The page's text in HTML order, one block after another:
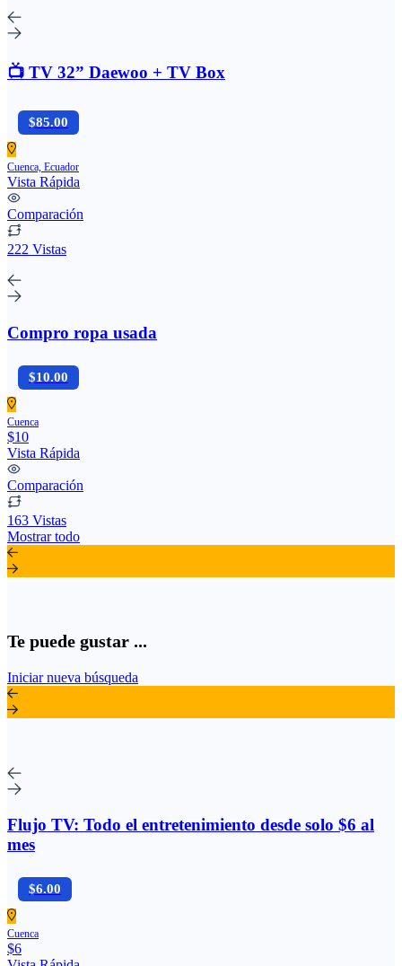
📺 TV 32” Daewoo + TV Box
$85.00
Cuenca, Ecuador
Vista Rápida
Comparación
222 Vistas
Compro ropa usada
$10.00
Cuenca
$10
Vista Rápida
Comparación
163 Vistas
Mostrar todo
Te puede gustar ...
Iniciar nueva búsqueda
Flujo TV: Todo el entretenimiento desde solo $6 al
mes
$6.00
Cuenca
$6